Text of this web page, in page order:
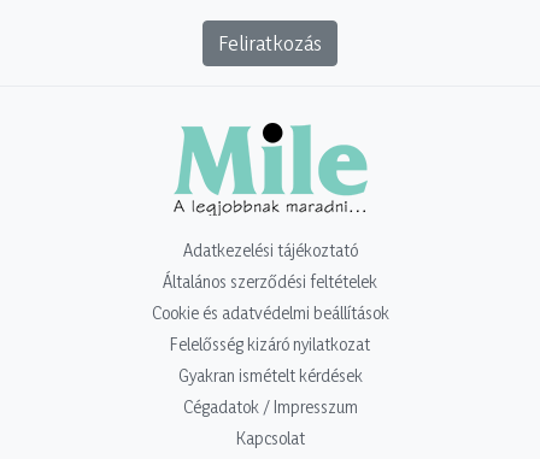
Feliratkozás
Adatkezelési tájékoztató
Általános szerződési feltételek
Cookie és adatvédelmi beállítások
Felelősség kizáró nyilatkozat
Gyakran ismételt kérdések
Cégadatok / Impresszum
Kapcsolat